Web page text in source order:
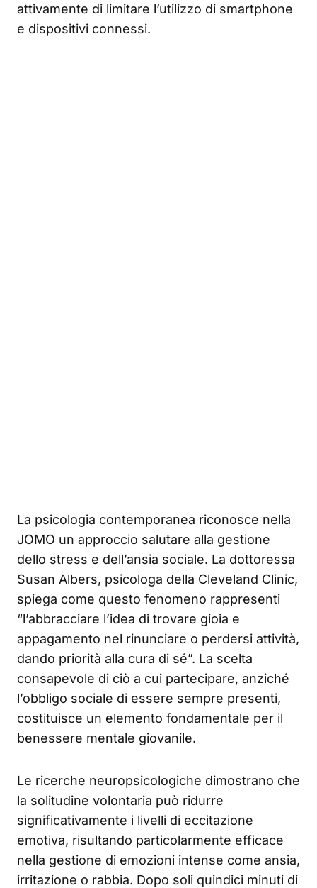
attivamente di limitare l’utilizzo di smartphone
e dispositivi connessi.
La psicologia contemporanea riconosce nella
JOMO un approccio salutare alla gestione
dello stress e dell’ansia sociale. La dottoressa
Susan Albers, psicologa della Cleveland Clinic,
spiega come questo fenomeno rappresenti
“l’abbracciare l’idea di trovare gioia e
appagamento nel rinunciare o perdersi attività,
dando priorità alla cura di sé”. La scelta
consapevole di ciò a cui partecipare, anziché
l’obbligo sociale di essere sempre presenti,
costituisce un elemento fondamentale per il
benessere mentale giovanile.
Le ricerche neuropsicologiche dimostrano che
la solitudine volontaria può ridurre
significativamente i livelli di eccitazione
emotiva, risultando particolarmente efficace
nella gestione di emozioni intense come ansia,
irritazione o rabbia. Dopo soli quindici minuti di